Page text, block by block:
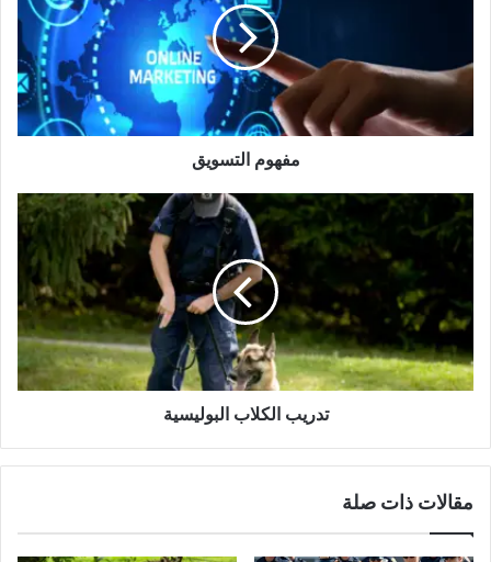
مفهوم التسويق
تدريب
الكلاب
البوليسية
تدريب الكلاب البوليسية
مقالات ذات صلة